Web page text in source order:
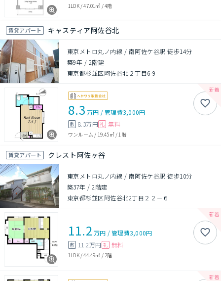
1LDK/47.01㎡ /4階
賃貸アパート キャスティア阿佐谷北
東京メトロ丸ノ内線 / 南阿佐ケ谷駅 徒歩14分
築9年 / 2階建
東京都杉並区阿佐谷北２丁目6-9
8.3 万円 /管理費3,000円
敷 8.3万円 礼 無料
ワンルーム / 19.45㎡/1階
賃貸アパート クレスト阿佐ヶ谷
東京メトロ丸ノ内線 / 南阿佐ケ谷駅 徒歩10分
築37年 /2階建
東京都杉並区阿佐谷北2丁目２２－６
11.2 万円 /管理費3,000円
敷 11.2万円 礼 無料
1LDK/44.49㎡ / 2階